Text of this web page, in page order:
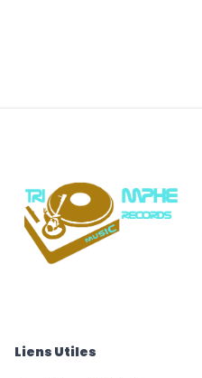
Liens Utiles